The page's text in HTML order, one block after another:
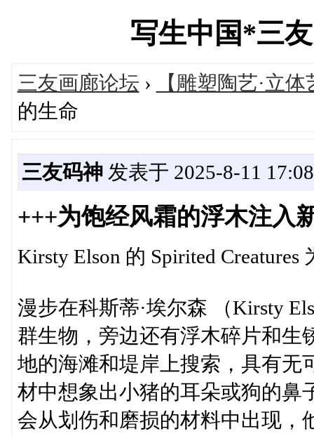
写生中国*三
三友画廊论坛 ›
【雕塑陶艺·立
的生命
三友码神发表于 2025-8-11
+++为饱经风霜的浮木注入
Kirsty Elson 的 Spirited
漫步在科斯蒂·埃尔森 （Kirsty
群生物，旁边还有浮木碎片和生
地的海滩和堤岸上搜索，具有无
材中想象出小猪的耳朵或狗的鼻
会从划伤和磨损的材料中出现，